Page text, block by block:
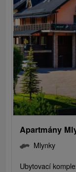
Apartmány
Mlynky
Ubytovací